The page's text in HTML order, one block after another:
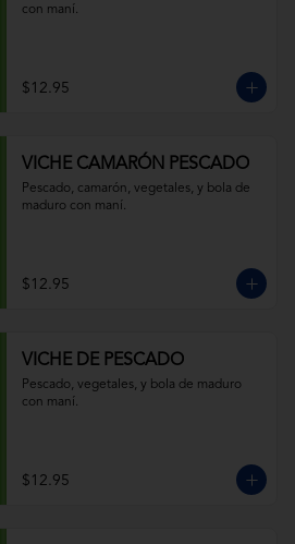
con maní.
$12.95
VICHE CAMARÓN PESCADO
Pescado, camarón, vegetales, y bola de
maduro con maní.
$12.95
VICHE DE PESCADO
Pescado, vegetales, y bola de maduro
con maní.
$12.95